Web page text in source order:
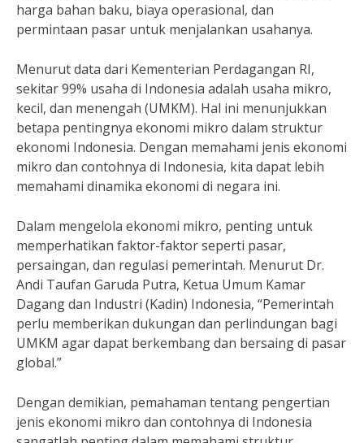
harga bahan baku, biaya operasional, dan
permintaan pasar untuk menjalankan usahanya.
Menurut data dari Kementerian Perdagangan RI,
sekitar 99% usaha di Indonesia adalah usaha mikro,
kecil, dan menengah (UMKM). Hal ini menunjukkan
betapa pentingnya ekonomi mikro dalam struktur
ekonomi Indonesia. Dengan memahami jenis ekonomi
mikro dan contohnya di Indonesia, kita dapat lebih
memahami dinamika ekonomi di negara ini.
Dalam mengelola ekonomi mikro, penting untuk
memperhatikan faktor-faktor seperti pasar,
persaingan, dan regulasi pemerintah. Menurut Dr.
Andi Taufan Garuda Putra, Ketua Umum Kamar
Dagang dan Industri (Kadin) Indonesia, “Pemerintah
perlu memberikan dukungan dan perlindungan bagi
UMKM agar dapat berkembang dan bersaing di pasar
global.”
Dengan demikian, pemahaman tentang pengertian
jenis ekonomi mikro dan contohnya di Indonesia